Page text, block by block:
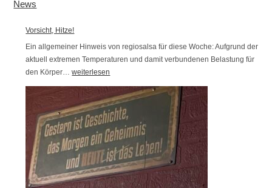
News
Vorsicht, Hitze!
Ein allgemeiner Hinweis von regiosalsa für diese Woche: Aufgrund der
aktuell extremen Temperaturen und damit verbundenen Belastung für
den Körper…V
o
s
i
c
h
t
weiterlesen